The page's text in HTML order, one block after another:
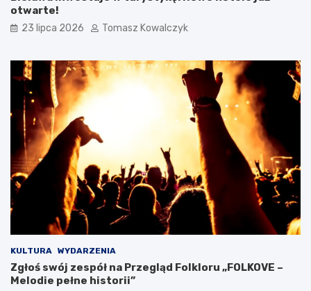
otwarte!
23 lipca 2026 Tomasz Kowalczyk
KULTURA WYDARZENIA
Zgłoś swój zespół na Przegląd Folkloru „FOLKOVE –
Melodie pełne historii”